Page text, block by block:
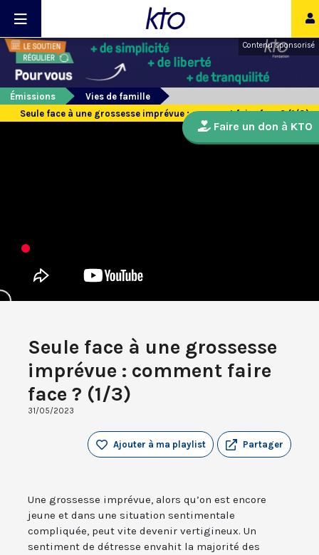
Contenu sponsorisé
Émissions
Vies de famille
Seule face à une grossesse imprévue : comment faire face ? (1/3)
Seule face à une grossesse
imprévue : comment faire
face ? (1/3)
31/05/2023
Partager
Ajouter à ma playlist
Une grossesse imprévue, alors qu’on est encore
jeune et dans une situation sentimentale
compliquée, peut vite devenir vertigineux. Un
sentiment de détresse envahit la majorité des
Faire un don à KTO